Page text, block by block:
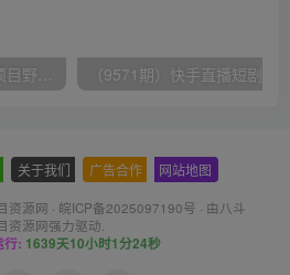
（10150期）2024高考项目野路子玩法，无限裂变，最高一天1W＋！
关于我们 广告合作 网站地图
资源网 · 皖ICP备2025097190号 · 由八斗
资源网强力驱动.
行: 1639天10小时1分24秒